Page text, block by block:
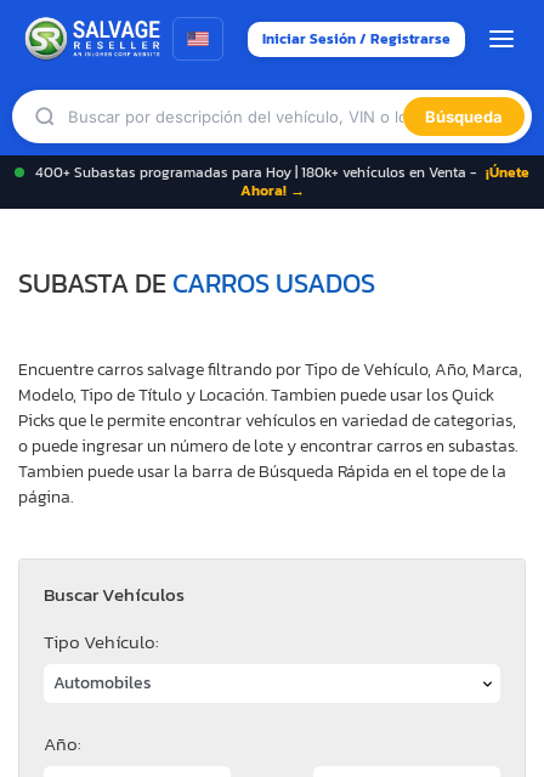
Iniciar Sesión / Registrarse
Búsqueda
400+ Subastas programadas para Hoy | 180k+ vehículos en Venta - ¡Únete
Ahora! →
SUBASTA DECARROS USADOS
Encuentre carros salvage filtrando por Tipo de Vehículo, Año, Marca,
Modelo, Tipo de Título y Locación. Tambien puede usar los Quick
Picks que le permite encontrar vehículos en variedad de categorias,
o puede ingresar un número de lote y encontrar carros en subastas.
Tambien puede usar la barra de Búsqueda Rápida en el tope de la
página.
Buscar Vehículos
Tipo Vehículo:
Año: